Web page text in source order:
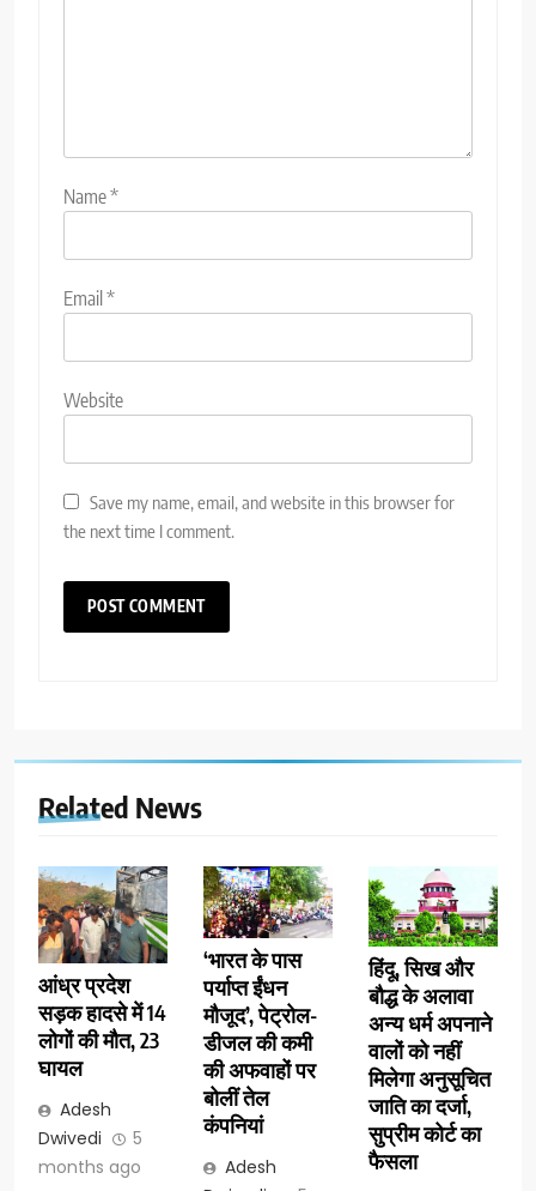
Name*
Email*
Website
Save my name, email, and website in this browser for
the next time I comment.
Related News
आंध्र प्रदेश
सड़क हादसे में 14
लोगों की मौत, 23
घायल
Adesh
Dwivedi
5
months ago
‘भारत के पास
पर्याप्त ईंधन
मौजूद’, पेट्रोल-
डीजल की कमी
की अफवाहों पर
बोलीं तेल
कंपनियां
Adesh
हिंदू, सिख और
बौद्ध के अलावा
अन्य धर्म अपनाने
वालों को नहीं
मिलेगा अनुसूचित
जाति का दर्जा,
सुप्रीम कोर्ट का
फैसला